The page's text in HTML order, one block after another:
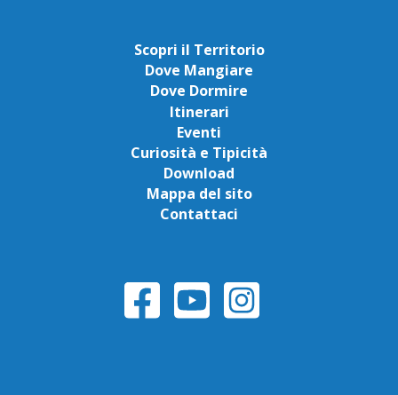
Scopri il Territorio
Dove Mangiare
Dove Dormire
Itinerari
Eventi
Curiosità e Tipicità
Download
Mappa del sito
Contattaci